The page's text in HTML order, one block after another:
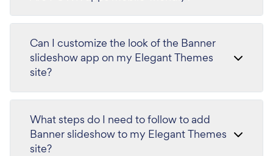
Can I customize the look of the Banner
slideshow app on my Elegant Themes
site?
What steps do I need to follow to add
Banner slideshow to my Elegant Themes
site?